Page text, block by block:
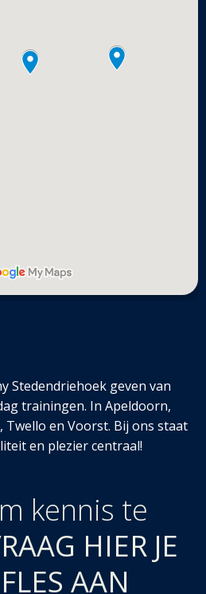
Stedendriehoek geven van
trainingen. In Apeldoorn,
Twello en Voorst. Bij ons staat
en plezier centraal!
kennis te
HIER JE
AAN